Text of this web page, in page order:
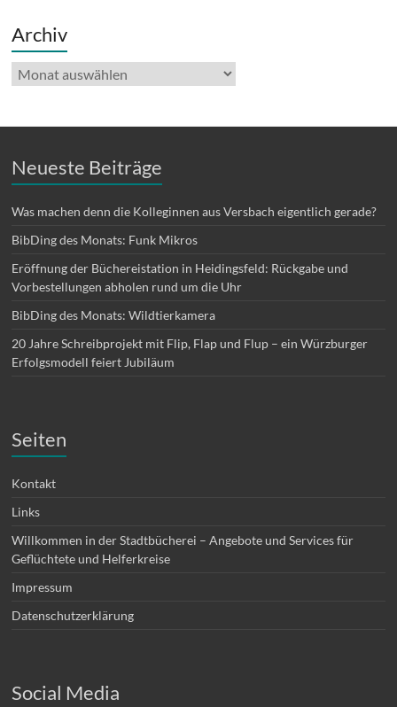
Archiv
Archiv
Neueste Beiträge
Was machen denn die Kolleginnen aus Versbach eigentlich gerade?
BibDing des Monats: Funk Mikros
Eröffnung der Büchereistation in Heidingsfeld: Rückgabe und
Vorbestellungen abholen rund um die Uhr
BibDing des Monats: Wildtierkamera
20 Jahre Schreibprojekt mit Flip, Flap und Flup – ein Würzburger
Erfolgsmodell feiert Jubiläum
Seiten
Kontakt
Links
Willkommen in der Stadtbücherei – Angebote und Services für
Geflüchtete und Helferkreise
Impressum
Datenschutzerklärung
Social Media